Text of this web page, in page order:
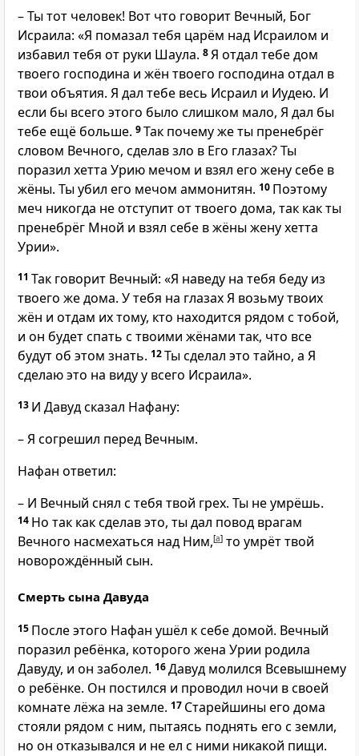
– Ты тот человек! Вот что говорит Вечный, Бог
Исраила: «Я помазал тебя царём над Исраилом и
избавил тебя от руки Шаула. 8Я отдал тебе дом
твоего господина и жён твоего господина отдал в
твои объятия. Я дал тебе весь Исраил и Иудею. И
если бы всего этого было слишком мало, Я дал бы
тебе ещё больше. 9Так почему же ты пренебрёг
словом Вечного, сделав зло в Его глазах? Ты
поразил хетта Урию мечом и взял его жену себе в
жёны. Ты убил его мечом аммонитян. 10 Поэтому
меч никогда не отступит от твоего дома, так как ты
пренебрёг Мной и взял себе в жёны жену хетта
Урии».
11 Так говорит Вечный: «Я наведу на тебя беду из
твоего же дома. У тебя на глазах Я возьму твоих
жён и отдам их тому, кто находится рядом с тобой,
и он будет спать с твоими жёнами так, что все
будут об этом знать. 12Ты сделал это тайно, а Я
сделаю это на виду у всего Исраила».
13 И Давуд сказал Нафану:
– Я согрешил перед Вечным.
Нафан ответил:
– И Вечный снял с тебя твой грех. Ты не умрёшь.
14 Но так как сделав это, ты дал повод врагам
Вечного насмехаться над Ним,[a] то умрёт твой
новорождённый сын.
Смерть сына Давуда
15 После этого Нафан ушёл к себе домой. Вечный
поразил ребёнка, которого жена Урии родила
Давуду, и он заболел. 16Давуд молился Всевышнему
о ребёнке. Он постился и проводил ночи в своей
комнате лёжа на земле. 17 Старейшины его дома
стояли рядом с ним, пытаясь поднять его с земли,
но он отказывался и не ел с ними никакой пищи.